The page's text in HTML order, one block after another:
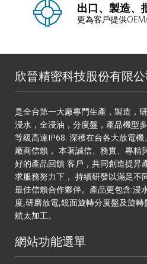
出口、製造、
更為客戶提供
欣晉精密科技股份有限公
是全台第一大廠專門生產，製造，
浸水，全浸油，分度盤，產品機型
等級高達IP68. 深穫在台各大放電
廠商信賴， 本著誠信、務實、專精
好的產品回饋 客戶，共同創造提昇
求服務努力下， 持續研發以滿足不
最佳信賴合作夥伴。產品更包含:浸
度,研磨放電,鏡面旋轉分度盤及旋
航太加工。
網站功能選單